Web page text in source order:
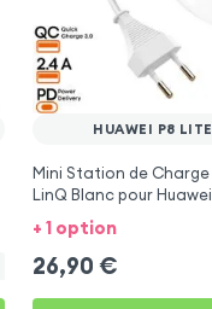
HUAWEI P8
Mini Station de Charge
LinQ Blanc pour Huawei
+ 1 option
26,90 €